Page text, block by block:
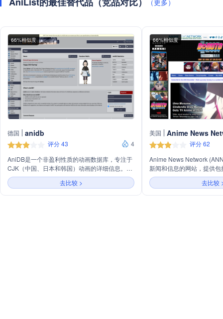
（更多）
66%相似度
德国 anidb
评分 43
4
AniDB是一个非盈利性质的动画数据库，专注于
CJK（中国、日本和韩国）动画的详细信息。它
以用户隐私为重，无广告和间谍软件，由粉丝为
粉丝服务，内容不断更新，新功能根据用户反馈
和建议添加。
去比较 >
66%相似度
美国 Anime News
评分 62
Anime News Network
新闻和信息的网站，提供
和百科全书等多元化内容
年，总部位于美国，是动
资讯和深入分析的重要平
去比较